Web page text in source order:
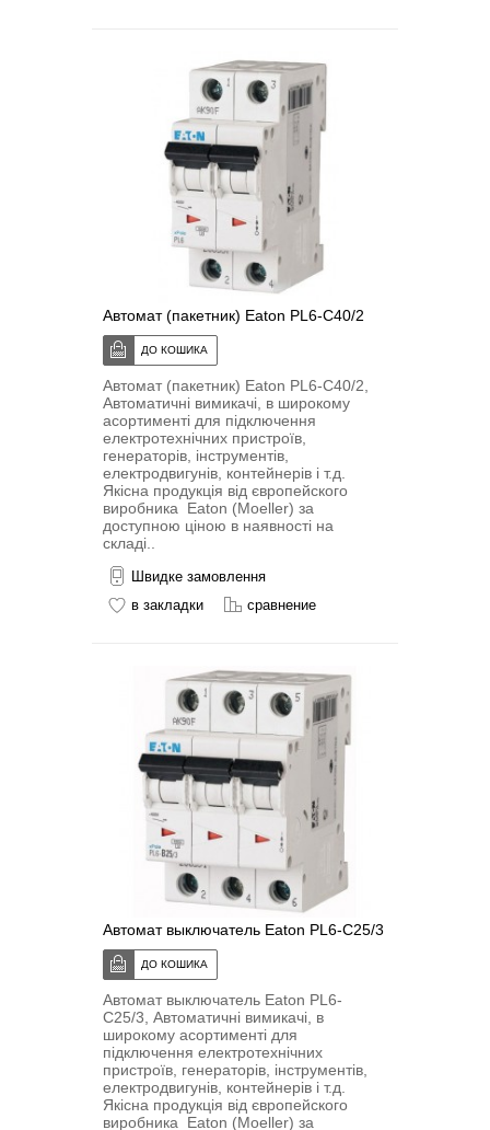
Автомат (пакетник) Eaton PL6-C40/2
Автомат (пакетник) Eaton PL6-C40/2,
Автоматичні вимикачі, в широкому
асортименті для підключення
електротехнічних пристроїв,
генераторів, інструментів,
електродвигунів, контейнерів і т.д.
Якісна продукція від європейского
виробника Eaton (Moeller) за
доступною ціною в наявності на
складі..
Швидке замовлення
в закладки
сравнение
Автомат выключатель Eaton PL6-C25/3
Автомат выключатель Eaton PL6-
C25/3, Автоматичні вимикачі, в
широкому асортименті для
підключення електротехнічних
пристроїв, генераторів, інструментів,
електродвигунів, контейнерів і т.д.
Якісна продукція від європейского
виробника Eaton (Moeller) за